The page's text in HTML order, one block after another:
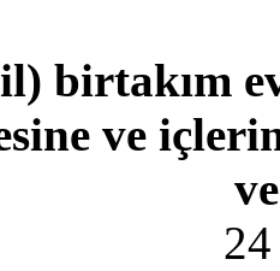
birtakım
ve